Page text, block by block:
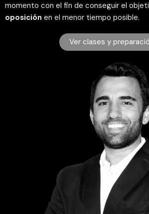
momento con el fin de conseguir el
oposición en el menor tiempo posible.
Ver clases y